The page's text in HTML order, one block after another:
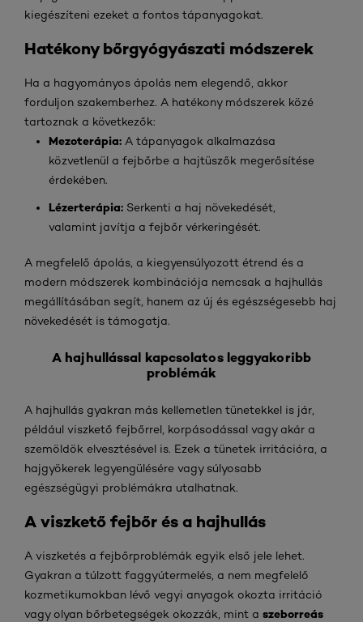
kiegészíteni ezeket a fontos tápanyagokat.
Hatékony bőrgyógyászati módszerek
Ha a hagyományos ápolás nem elegendő, akkor
forduljon szakemberhez. A hatékony módszerek közé
tartoznak a következők:
Mezoterápia: A tápanyagok alkalmazása
közvetlenül a fejbőrbe a hajtüszők megerősítése
érdekében.
Lézerterápia: Serkenti a haj növekedését,
valamint javítja a fejbőr vérkeringését.
A megfelelő ápolás, a kiegyensúlyozott étrend és a
modern módszerek kombinációja nemcsak a hajhullás
megállításában segít, hanem az új és egészségesebb haj
növekedését is támogatja.
A hajhullással kapcsolatos leggyakoribb
problémák
A hajhullás gyakran más kellemetlen tünetekkel is jár,
például viszkető fejbőrrel, korpásodással vagy akár a
szemöldök elvesztésével is. Ezek a tünetek irritációra, a
hajgyökerek legyengülésére vagy súlyosabb
egészségügyi problémákra utalhatnak.
A viszkető fejbőr és a hajhullás
A viszketés a fejbőrproblémák egyik első jele lehet.
Gyakran a túlzott faggyútermelés, a nem megfelelő
kozmetikumokban lévő vegyi anyagok okozta irritáció
vagy olyan bőrbetegségek okozzák, mint a szeborreás